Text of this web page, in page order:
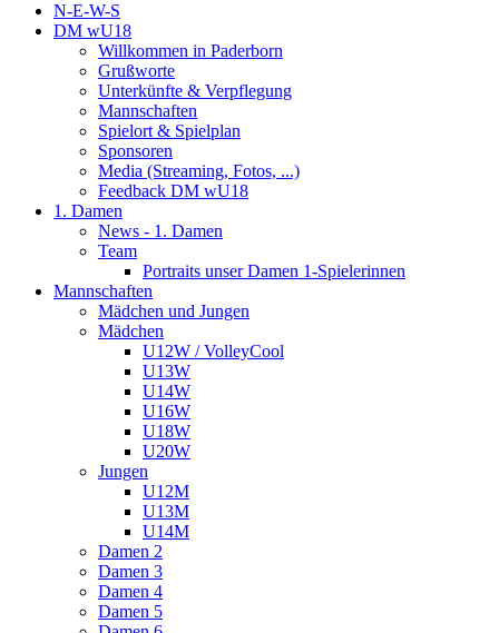
N-E-W-S
DM wU18
Willkommen in Paderborn
Grußworte
Unterkünfte & Verpflegung
Mannschaften
Spielort & Spielplan
Sponsoren
Media (Streaming, Fotos, ...)
Feedback DM wU18
1. Damen
News - 1. Damen
Team
Portraits unser Damen 1-Spielerinnen
Mannschaften
Mädchen und Jungen
Mädchen
U12W / VolleyCool
U13W
U14W
U16W
U18W
U20W
Jungen
U12M
U13M
U14M
Damen 2
Damen 3
Damen 4
Damen 5